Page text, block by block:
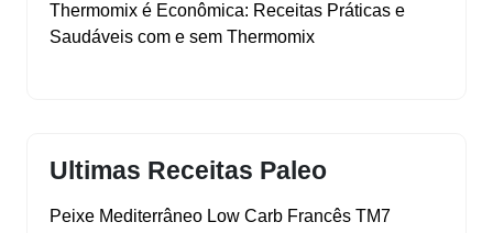
Thermomix é Econômica: Receitas Práticas e
Saudáveis com e sem Thermomix
Ultimas Receitas Paleo
Peixe Mediterrâneo Low Carb Francês TM7